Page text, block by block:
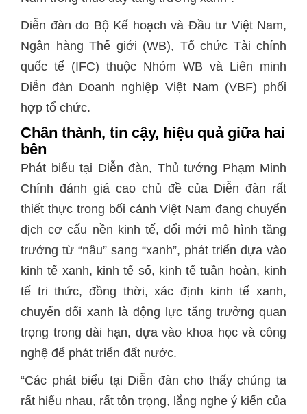
Diễn đàn do Bộ Kế hoạch và Đầu tư Việt Nam,
Ngân hàng Thế giới (WB), Tổ chức Tài chính
quốc tế (IFC) thuộc Nhóm WB và Liên minh
Diễn đàn Doanh nghiệp Việt Nam (VBF) phối
hợp tổ chức.
Chân thành, tin cậy, hiệu quả giữa hai
bên
Phát biểu tại Diễn đàn, Thủ tướng Phạm Minh
Chính đánh giá cao chủ đề của Diễn đàn rất
thiết thực trong bối cảnh Việt Nam đang chuyển
dịch cơ cấu nền kinh tế, đổi mới mô hình tăng
trưởng từ “nâu” sang “xanh”, phát triển dựa vào
kinh tế xanh, kinh tế số, kinh tế tuần hoàn, kinh
tế tri thức, đồng thời, xác định kinh tế xanh,
chuyển đổi xanh là động lực tăng trưởng quan
trọng trong dài hạn, dựa vào khoa học và công
nghệ để phát triển đất nước.
“Các phát biểu tại Diễn đàn cho thấy chúng ta
rất hiểu nhau, rất tôn trọng, lắng nghe ý kiến của